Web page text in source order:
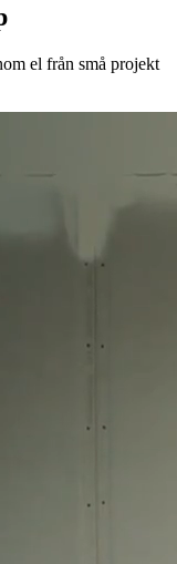
el från små projekt